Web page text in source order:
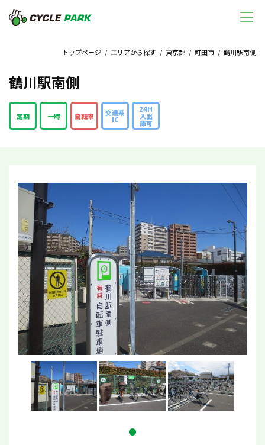
トップページ / エリアから探す / 東京都 / 町田市 / 鶴川駅南側
鶴川駅南側
定期 一時 自転車 交通系
IC
24H
入出
庫可